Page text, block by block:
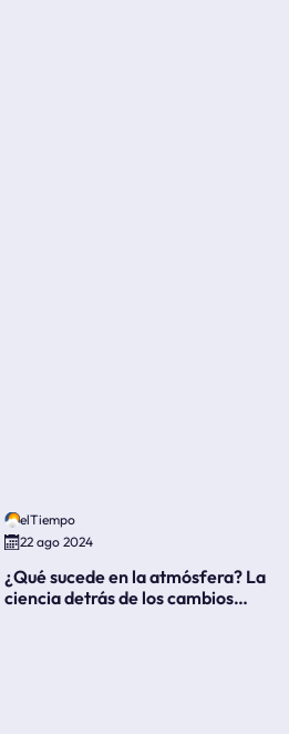
elTiempo
22 ago 2024
¿Qué sucede en la atmósfera? La
ciencia detrás de los cambios